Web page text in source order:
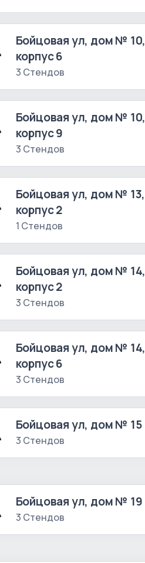
Бойцовая ул, дом № 10,
корпус 6
3 Стендов
Бойцовая ул, дом № 10,
корпус 9
3 Стендов
Бойцовая ул, дом № 13,
корпус 2
1 Стендов
Бойцовая ул, дом № 14,
корпус 2
3 Стендов
Бойцовая ул, дом № 14,
корпус 6
3 Стендов
Бойцовая ул, дом № 15
3 Стендов
Бойцовая ул, дом № 19
3 Стендов